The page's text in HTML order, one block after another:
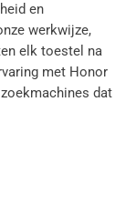
en
werkwijze,
elk toestel na
met Honor
dat